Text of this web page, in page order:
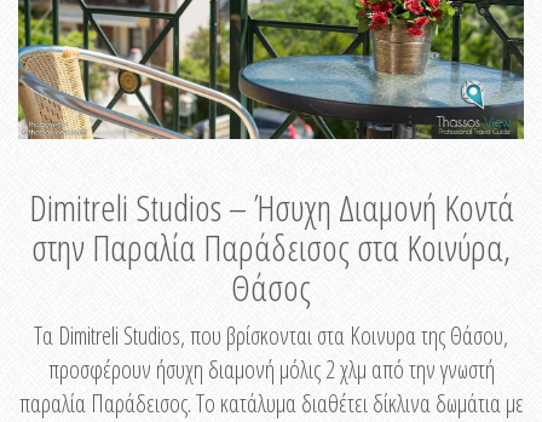
Dimitreli Studios – Ήσυχη Διαμονή Κοντά
στην Παραλία Παράδεισος στα Κοινύρα,
Θάσος
Τα Dimitreli Studios, που βρίσκονται στα Κοινυρα της Θάσου,
προσφέρουν ήσυχη διαμονή μόλις 2 χλμ από την γνωστή
παραλία Παράδεισος. Το κατάλυμα διαθέτει δίκλινα δωμάτια με